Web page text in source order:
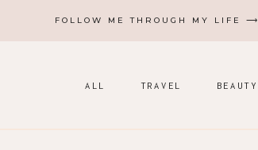
FOLLOW ME THROUGH MY LIFE ⟶
ALL TRAVEL BEAUTY